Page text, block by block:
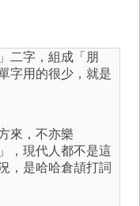
二字，組成「朋
字用的很少，就是
來，不亦樂
，現代人都不是這
，是哈哈倉頡打詞